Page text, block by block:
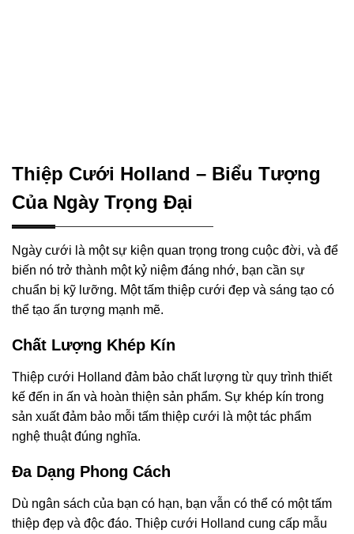
Thiệp Cưới Holland – Biểu Tượng
Của Ngày Trọng Đại
Ngày cưới là một sự kiện quan trọng trong cuộc đời, và để
biến nó trở thành một kỷ niệm đáng nhớ, bạn cần sự
chuẩn bị kỹ lưỡng. Một tấm thiệp cưới đẹp và sáng tạo có
thể tạo ấn tượng mạnh mẽ.
Chất Lượng Khép Kín
Thiệp cưới Holland đảm bảo chất lượng từ quy trình thiết
kế đến in ấn và hoàn thiện sản phẩm. Sự khép kín trong
sản xuất đảm bảo mỗi tấm thiệp cưới là một tác phẩm
nghệ thuật đúng nghĩa.
Đa Dạng Phong Cách
Dù ngân sách của bạn có hạn, bạn vẫn có thể có một tấm
thiệp đẹp và độc đáo. Thiệp cưới Holland cung cấp mẫu